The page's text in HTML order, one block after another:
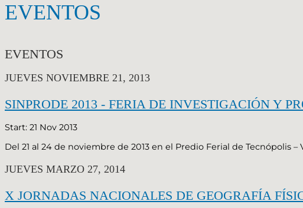
EVENTOS
EVENTOS
JUEVES NOVIEMBRE 21, 2013
SINPRODE 2013 - FERIA DE INVESTIGACIÓN Y
Start: 21 Nov 2013
Del 21 al 24 de noviembre de 2013 en el Predio Ferial de Tecnópolis
JUEVES MARZO 27, 2014
X JORNADAS NACIONALES DE GEOGRAFÍA